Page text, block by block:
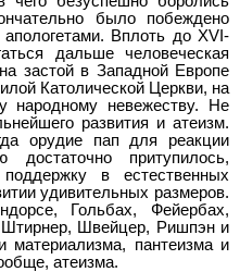
было побеждено
Вплоть до XVI-
дальше человеческая
застой в Западной Европе
Католической Церкви, на
народному невежеству. Не
развития и атеизм.
орудие пап для реакции
достаточно притупилось,
в естественных
удивительных размеров.
Гольбах, Фейербах,
Швейцер, Ришпэн и
материализма, пантеизма и
атеизма.